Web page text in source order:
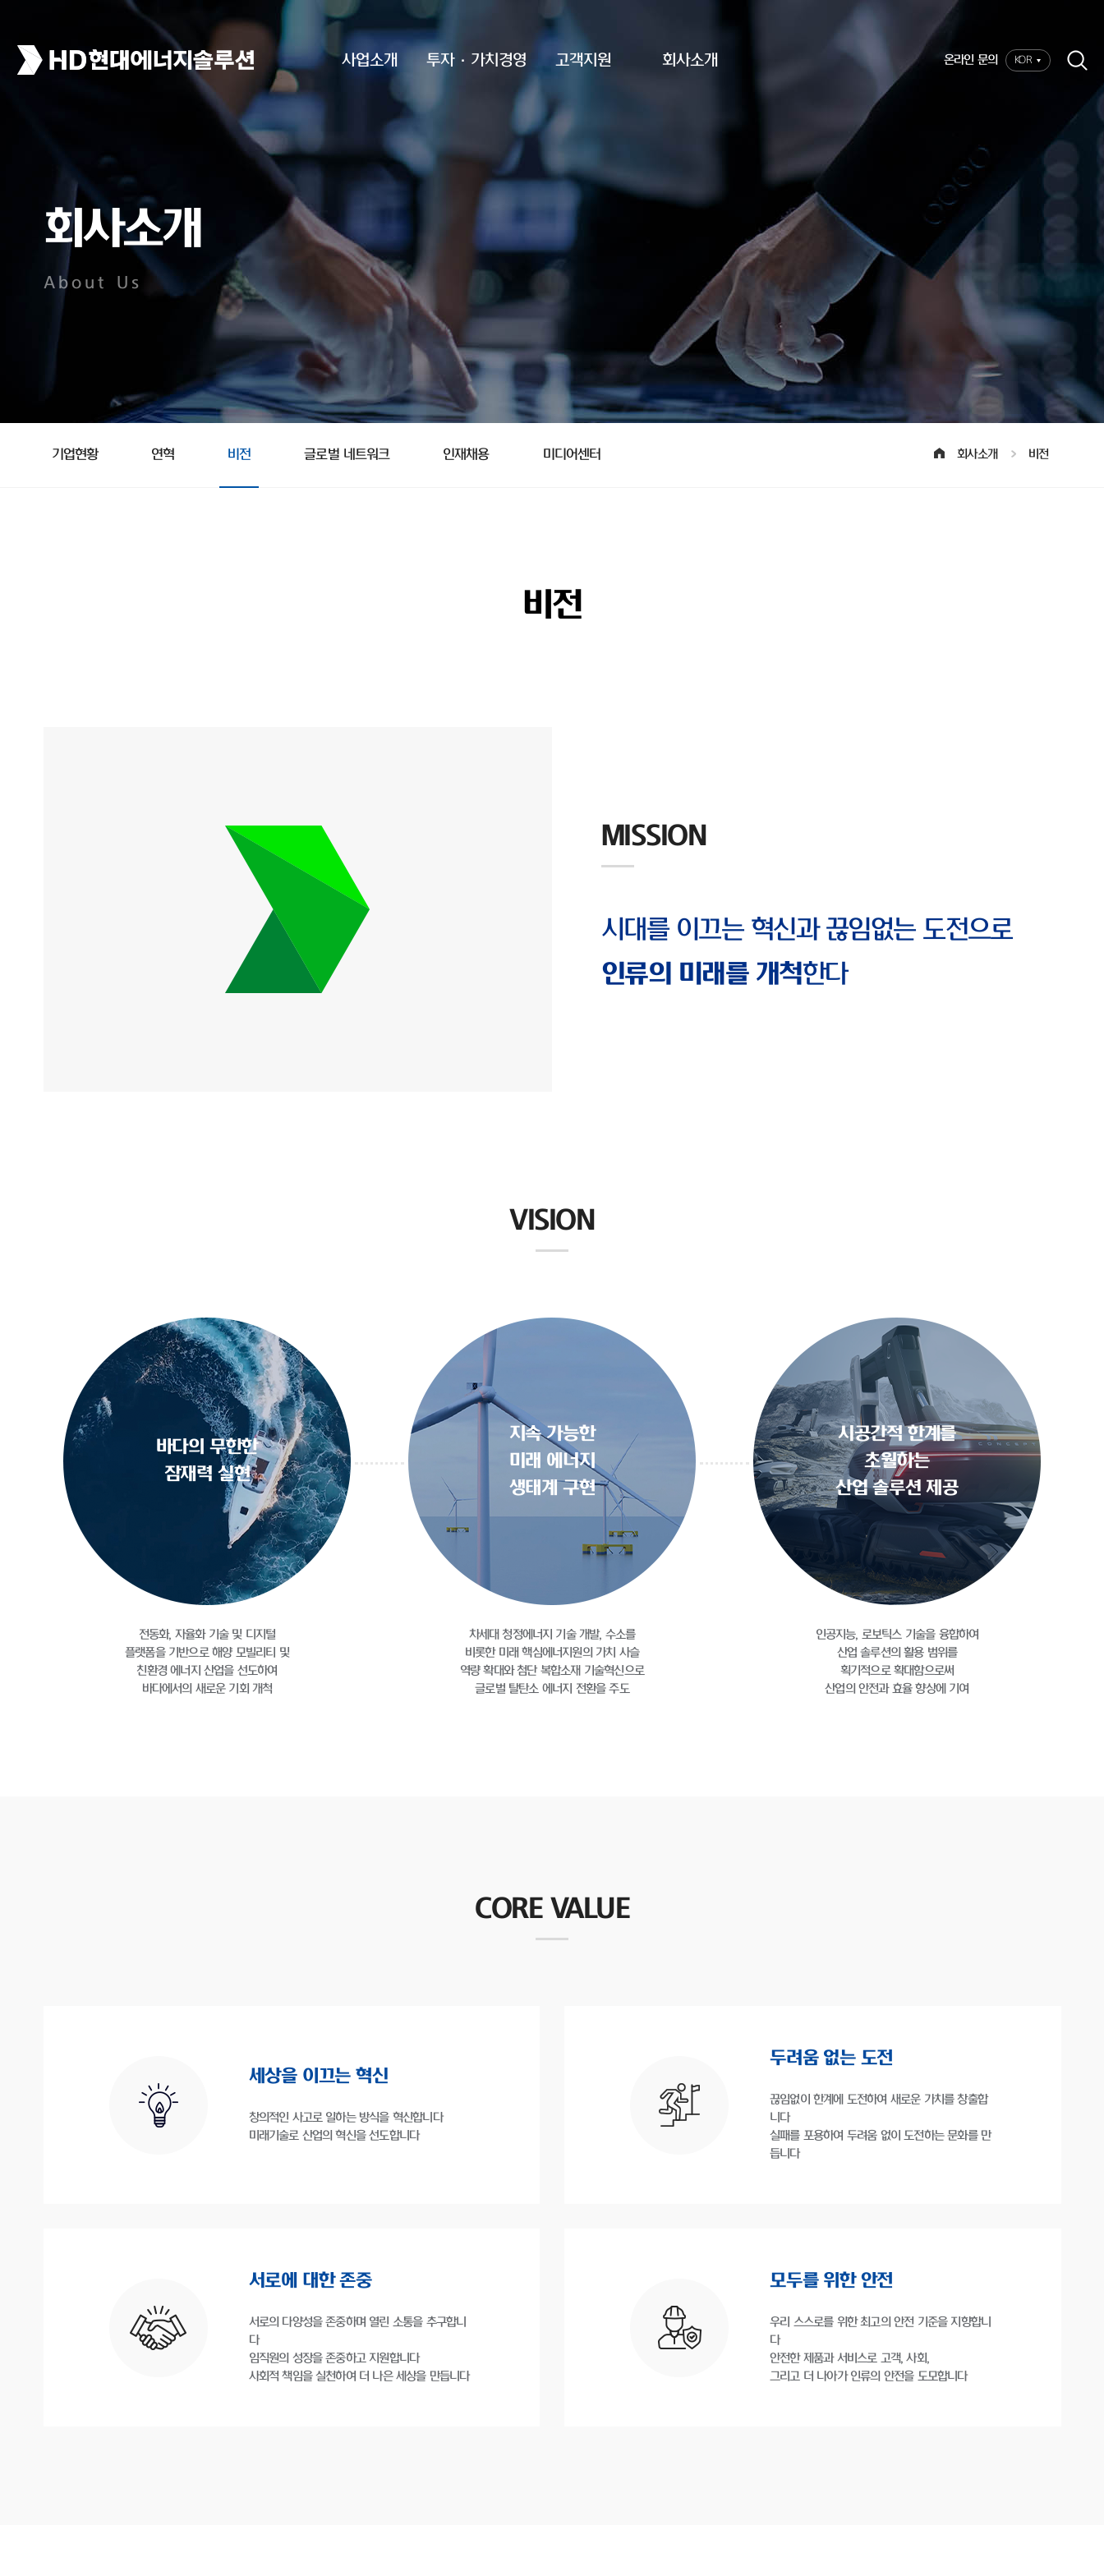
사업소개 투자·가치경영 고객지원 회사소개 온라인 문의 KOR
회사소개
About Us
기업현황 연혁 비전 글로벌 네트워크 인재채용 미디어센터 회사소개 비전
비전
MISSION
시대를 이끄는 혁신과 끊임없는 도전으로
인류의 미래를 개척한다
VISION
바다의 무한한
잠재력 실현
전동화, 자율화 기술 및 디지털
플랫폼을 기반으로해양 모빌리티 및
친환경 에너지 산업을 선도하여
바다에서의 새로운 기회 개척
지속 가능한
미래 에너지
생태계 구현
차세대 청정에너지 기술 개발, 수소를
비롯한 미래핵심에너지원의 가치 사슬
역량 확대와 첨단 복합소재 기술혁신으로
글로벌 탈탄소 에너지 전환을 주도
시공간적 한계를
초월하는
산업 솔루션 제공
인공지능, 로보틱스 기술을 융합하여
산업 솔루션의 활용 범위를
획기적으로 확대함으로써
산업의 안전과 효율 향상에 기여
CORE VALUE
세상을 이끄는 혁신
창의적인 사고로 일하는 방식을 혁신합니다
미래기술로 산업의 혁신을 선도합니다
두려움 없는 도전
끊임없이 한계에 도전하여 새로운 가치를 창출합
니다
실패를 포용하여 두려움 없이 도전하는 문화를 만
듭니다
서로에 대한 존중
서로의 다양성을 존중하며 열린 소통을 추구합니
다
임직원의 성장을 존중하고 지원합니다
사회적 책임을 실천하여 더 나은 세상을 만듭니다
모두를 위한 안전
우리 스스로를 위한 최고의 안전 기준을 지향합니
다
안전한 제품과 서비스로 고객, 사회,
그리고 더 나아가 인류의 안전을 도모합니다